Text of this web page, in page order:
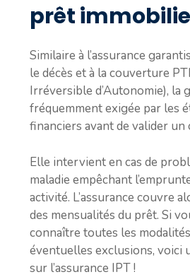
prêt
Similaire à l’assurance
le décès et à la couverture
Irréversible d’Autonomie), la
fréquemment exigée par les
financiers avant de valider
Elle intervient en cas de
maladie empêchant
activité. L’assurance couvre
des mensualités du prêt. Si
connaître toutes les
éventuelles exclusions, voici
sur l’assurance IPT !